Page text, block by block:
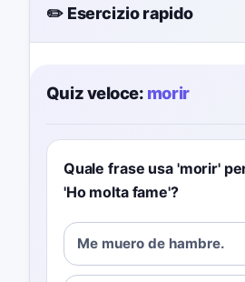
✏️ Esercizio rapido
Quiz veloce: morir
Quale frase usa 'morir'
'Ho molta fame'?
Me muero de hambre.